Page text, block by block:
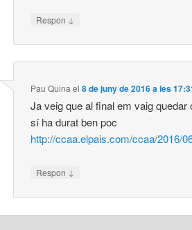
Respon ↓
Pau Quina el8 de juny de 2016 a les
Ja veig que al final em vaig quedar
sí ha durat ben poc
http://ccaa.elpais.com/ccaa/2016/
Respon ↓